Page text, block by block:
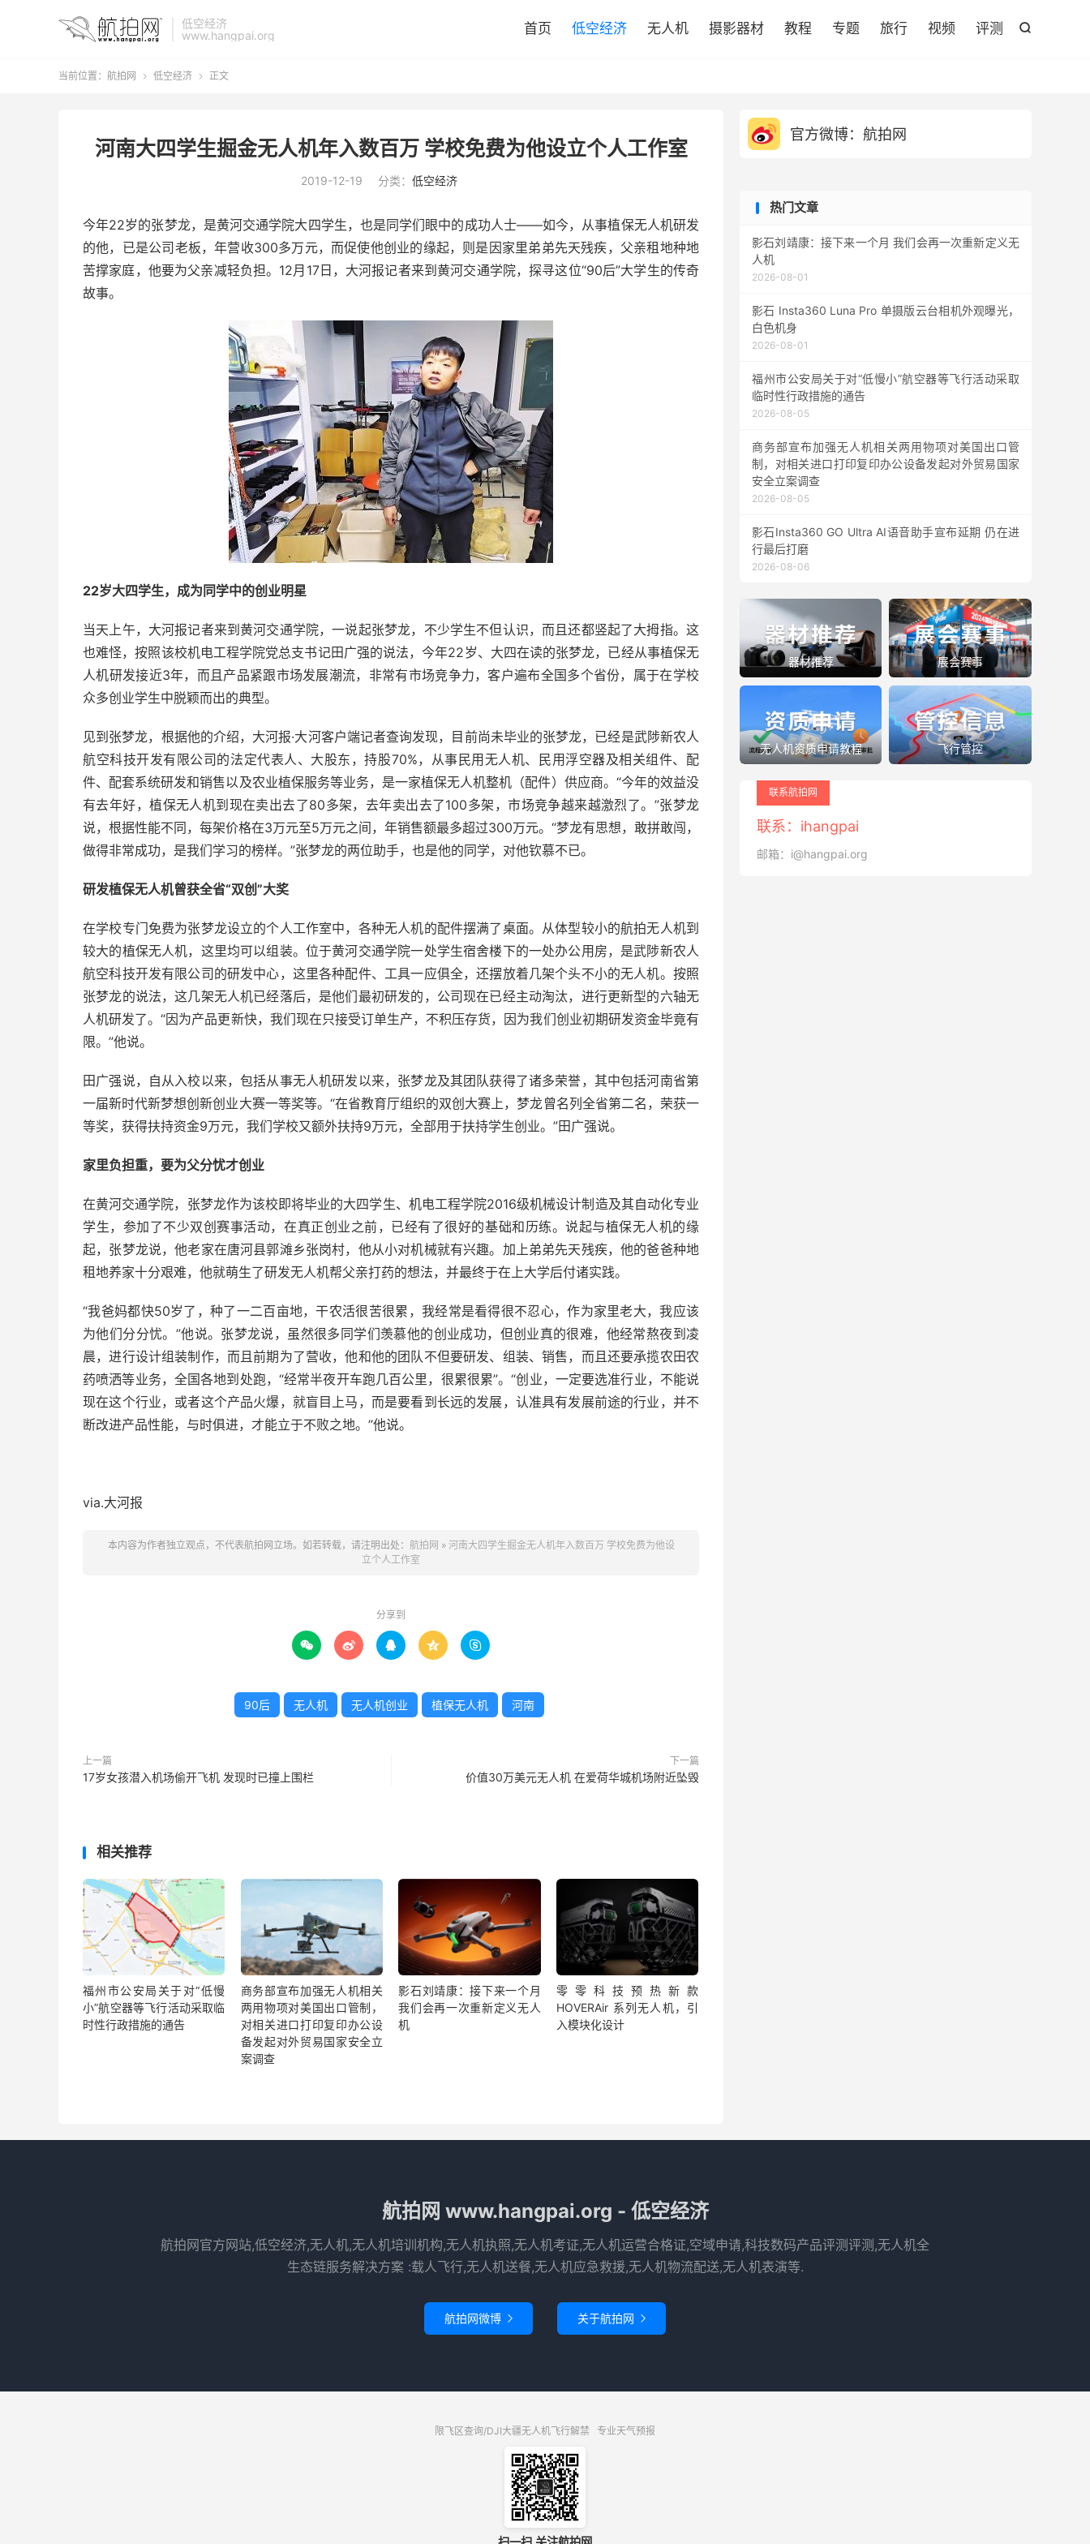
低空经济
www.hangpai.org

首页 低空经济 无人机 摄影器材 教程 专题 旅行 视频 评测
当前位置： 航拍网  低空经济  正文
河南大四学生掘金无人机年入数百万 学校免费为他设立个人工作室
2019-12-19 分类： 低空经济
今年22岁的张梦龙，是黄河交通学院大四学生，也是同学们眼中的成功人士——如今，从事植保无人机研发
的他，已是公司老板，年营收300多万元，而促使他创业的缘起，则是因家里弟弟先天残疾，父亲租地种地
苦撑家庭，他要为父亲减轻负担。12月17日，大河报记者来到黄河交通学院，探寻这位“90后”大学生的传奇
故事。
22岁大四学生，成为同学中的创业明星
当天上午，大河报记者来到黄河交通学院，一说起张梦龙，不少学生不但认识，而且还都竖起了大拇指。 这
也难怪，按照该校机电工程学院党总支书记田广强的说法，今年22岁、大四在读的张梦龙，已经从事植保无
人机研发接近3年，而且产品紧跟市场发展潮流，非常有市场竞争力，客户遍布全国多个省份，属于在学校
众多创业学生中脱颖而出的典型。
见到张梦龙，根据他的介绍，大河报·大河客户端记者查询发现，目前尚未毕业的张梦龙，已经是武陟新农人
航空科技开发有限公司的法定代表人、大股东，持股70%，从事民用无人机、民用浮空器及相关组件、配
件、配套系统研发和销售以及农业植保服务等业务，是一家植保无人机整机（配件）供应商。 “今年的效益没
有去年好，植保无人机到现在卖出去了80多架，去年卖出去了100多架，市场竞争越来越激烈了。”张梦龙
说，根据性能不同，每架价格在3万元至5万元之间，年销售额最多超过300万元。 “梦龙有思想，敢拼敢闯，
做得非常成功，是我们学习的榜样。”张梦龙的两位助手，也是他的同学，对他钦慕不已。
研发植保无人机曾获全省“双创”大奖
在学校专门免费为张梦龙设立的个人工作室中，各种无人机的配件摆满了桌面。从体型较小的航拍无人机到
较大的植保无人机，这里均可以组装。 位于黄河交通学院一处学生宿舍楼下的一处办公用房，是武陟新农人
航空科技开发有限公司的研发中心，这里各种配件、工具一应俱全，还摆放着几架个头不小的无人机。按照
张梦龙的说法，这几架无人机已经落后，是他们最初研发的，公司现在已经主动淘汰，进行更新型的六轴无
人机研发了。“因为产品更新快，我们现在只接受订单生产，不积压存货，因为我们创业初期研发资金毕竟有
限。”他说。
田广强说，自从入校以来，包括从事无人机研发以来，张梦龙及其团队获得了诸多荣誉，其中包括河南省第
一届新时代新梦想创新创业大赛一等奖等。“在省教育厅组织的双创大赛上，梦龙曾名列全省第二名，荣获一
等奖，获得扶持资金9万元，我们学校又额外扶持9万元，全部用于扶持学生创业。”田广强说。
家里负担重，要为父分忧才创业
在黄河交通学院，张梦龙作为该校即将毕业的大四学生、机电工程学院2016级机械设计制造及其自动化专业
学生，参加了不少双创赛事活动，在真正创业之前，已经有了很好的基础和历练。说起与植保无人机的缘
起，张梦龙说，他老家在唐河县郭滩乡张岗村，他从小对机械就有兴趣。加上弟弟先天残疾，他的爸爸种地
租地养家十分艰难，他就萌生了研发无人机帮父亲打药的想法，并最终于在上大学后付诸实践。
“我爸妈都快50岁了，种了一二百亩地，干农活很苦很累，我经常是看得很不忍心，作为家里老大，我应该
为他们分分忧。”他说。 张梦龙说，虽然很多同学们羡慕他的创业成功，但创业真的很难，他经常熬夜到凌
晨，进行设计组装制作，而且前期为了营收，他和他的团队不但要研发、组装、销售，而且还要承揽农田农
药喷洒等业务，全国各地到处跑，“经常半夜开车跑几百公里，很累很累”。“创业，一定要选准行业，不能说
现在这个行业，或者这个产品火爆，就盲目上马，而是要看到长远的发展，认准具有发展前途的行业，并不
断改进产品性能，与时俱进，才能立于不败之地。”他说。
via.大河报
本内容为作者独立观点，不代表航拍网立场。如若转载，请注明出处： 航拍网 » 河南大四学生掘金无人机年入数百万 学校免费为他设
立个人工作室
分享到
    
90后 无人机 无人机创业 植保无人机 河南
上一篇
17岁女孩潜入机场偷开飞机 发现时已撞上围栏
下一篇
价值30万美元无人机 在爱荷华城机场附近坠毁
相关推荐
福州市公安局关于对“低慢
小”航空器等飞行活动采取临
时性行政措施的通告
商务部宣布加强无人机相关
两用物项对美国出口管制，
对相关进口打印复印办公设
备发起对外贸易国家安全立
案调查
影石刘靖康：接下来一个月
我们会再一次重新定义无人
机
零零科技预热新款
HOVERAir 系列无人机，引
入模块化设计
官方微博：航拍网
热门文章
影石刘靖康：接下来一个月 我们会再一次重新定义无
人机
2026-08-01
影石 Insta360 Luna Pro 单摄版云台相机外观曝光，
白色机身
2026-08-01
福州市公安局关于对“低慢小”航空器等飞行活动采取
临时性行政措施的通告
2026-08-05
商务部宣布加强无人机相关两用物项对美国出口管
制，对相关进口打印复印办公设备发起对外贸易国家
安全立案调查
2026-08-05
影石Insta360 GO Ultra AI语音助手宣布延期 仍在进
行最后打磨
2026-08-06
器材推荐 展会赛事
无人机资质申请教程 飞行管控
联系航拍网
联系：ihangpai
邮箱：i@hangpai.org
航拍网 www.hangpai.org - 低空经济
航拍网官方网站,低空经济,无人机,无人机培训机构,无人机执照,无人机考证,无人机运营合格证,空域申请,科技数码产品评测评测,无人机全
生态链服务解决方案 :载人飞行,无人机送餐,无人机应急救援,无人机物流配送,无人机表演等.
航拍网微博  关于航拍网 
限飞区查询/DJI大疆无人机飞行解禁 专业天气预报